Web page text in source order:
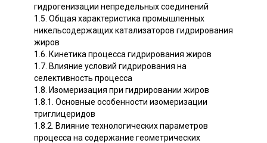
гидрогенизации непредельных соединений
1.5. Общая характеристика промышленных
никельсодержащих катализаторов гидрирования
жиров
1.6. Кинетика процесса гидрирования жиров
1.7. Влияние условий гидрирования на
селективность процесса
1.8. Изомеризация при гидрировании жиров
1.8.1. Основные особенности изомеризации
триглицеридов
1.8.2. Влияние технологических параметров
процесса на содержание геометрических